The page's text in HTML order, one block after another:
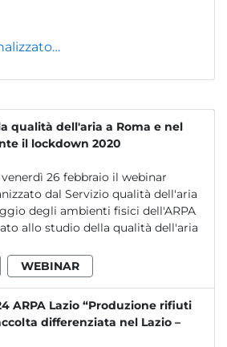
qualità dell'aria a Roma e nel
il lockdown 2020
26 febbraio il webinar
qualità dell'aria
degli ambienti fisici dell'ARPA
allo studio della qualità dell'aria
WEBINAR
ARPA Lazio “Produzione rifiuti
differenziata nel Lazio –